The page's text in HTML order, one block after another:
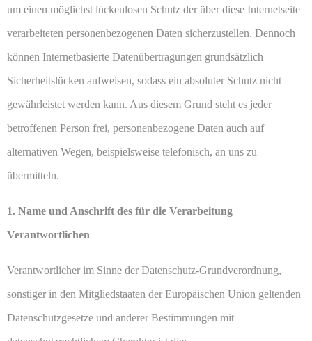
um einen möglichst lückenlosen Schutz der über diese Internetseite
verarbeiteten personenbezogenen Daten sicherzustellen. Dennoch
können Internetbasierte Datenübertragungen grundsätzlich
Sicherheitslücken aufweisen, sodass ein absoluter Schutz nicht
gewährleistet werden kann. Aus diesem Grund steht es jeder
betroffenen Person frei, personenbezogene Daten auch auf
alternativen Wegen, beispielsweise telefonisch, an uns zu
übermitteln.
1. Name und Anschrift des für die Verarbeitung
Verantwortlichen
Verantwortlicher im Sinne der Datenschutz-Grundverordnung,
sonstiger in den Mitgliedstaaten der Europäischen Union geltenden
Datenschutzgesetze und anderer Bestimmungen mit